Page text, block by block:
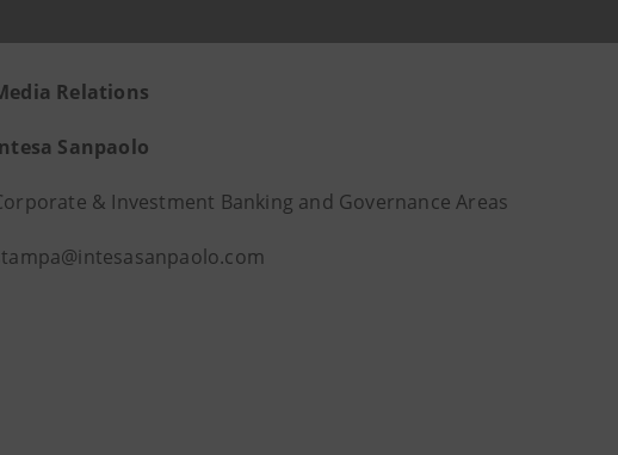
Relations
Sanpaolo
& Investment Banking and Governance Areas